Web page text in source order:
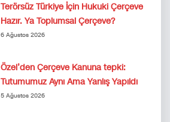
Terörsüz Türkiye İçin Hukuki Çerçeve
Hazır. Ya Toplumsal Çerçeve?
6 Ağustos 2026
Özel’den Çerçeve Kanuna tepki:
Tutumumuz Aynı Ama Yanlış Yapıldı
5 Ağustos 2026